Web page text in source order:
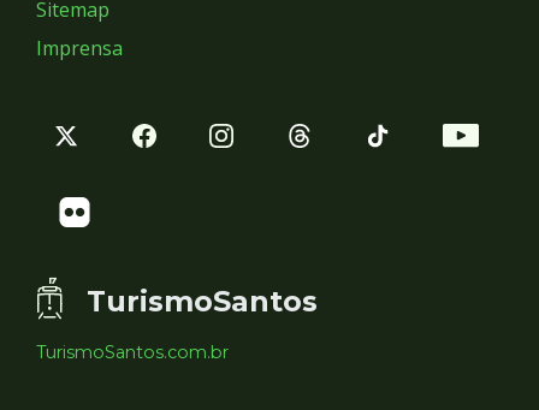
Sitemap
Imprensa
TurismoSantos
TurismoSantos.com.br